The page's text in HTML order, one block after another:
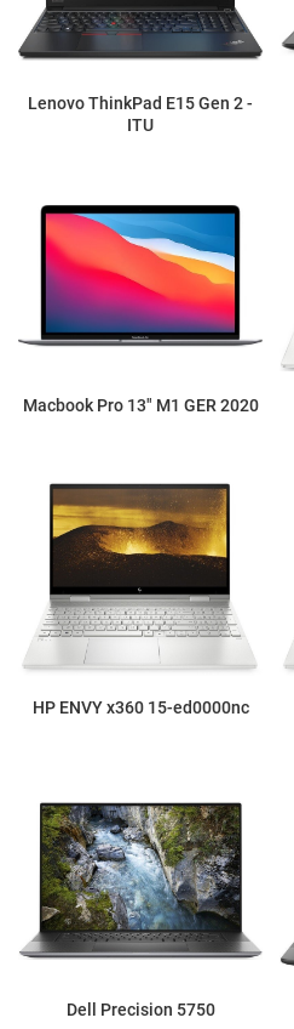
Lenovo ThinkPad E15 Gen 2 -
ITU
Macbook Pro 13" M1 GER 2020
HP ENVY x360 15-ed0000nc
Dell Precision 5750